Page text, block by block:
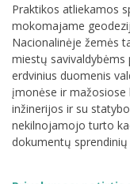
Praktikos atliekamos
mokomajame
Nacionalinėje žemės
miestų savivaldybėms
erdvinius duomenis
įmonėse ir
inžinerijos ir su
nekilnojamojo turto
dokumentų sprendinių